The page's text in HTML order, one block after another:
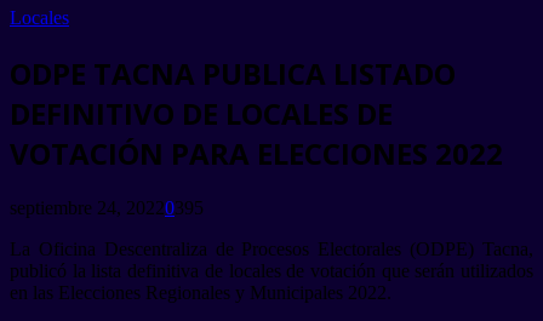
Locales
ODPE TACNA PUBLICA LISTADO
DEFINITIVO DE LOCALES DE
VOTACIÓN PARA ELECCIONES 2022
septiembre 24, 20220395
La Oficina Descentraliza de Procesos Electorales (ODPE) Tacna,
publicó la lista definitiva de locales de votación que serán utilizados
en las Elecciones Regionales y Municipales 2022.